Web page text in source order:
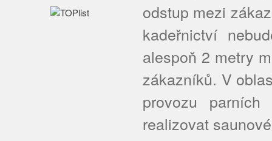
odstup mezi
kadeřnictví
alespoň 2 metry
zákazníků. V
provozu
realizovat